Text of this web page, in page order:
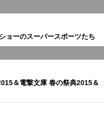
ョーのスーパースポーツたち
＆電撃文庫 春の祭典2015＆